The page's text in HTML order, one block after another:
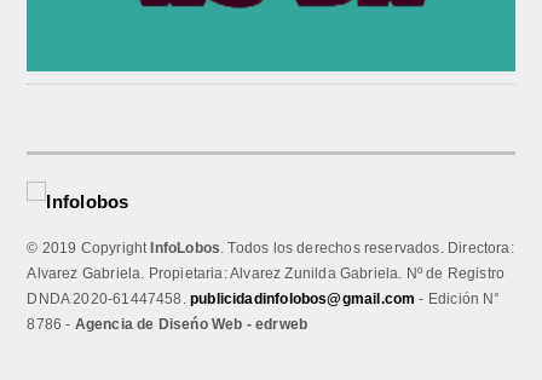
© 2019 Copyright InfoLobos. Todos los derechos reservados. Directora:
Alvarez Gabriela. Propietaria: Alvarez Zunilda Gabriela. Nº de Registro
DNDA 2020-61447458.publicidadinfolobos@gmail.com - Edición N°
8786 - Agencia de Diseńo Web - edrweb